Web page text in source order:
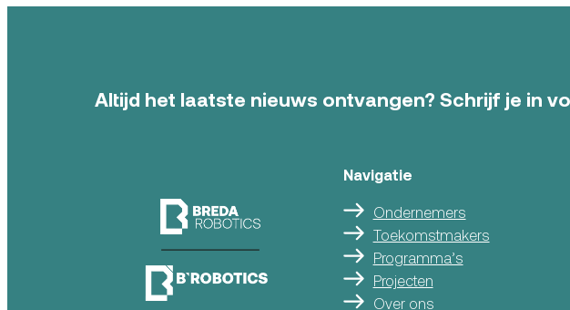
Altijd het laatste nieuws ontvangen? Schrijf je in
Navigatie
Ondernemers
Toekomstmakers
Programma’s
Projecten
Over ons